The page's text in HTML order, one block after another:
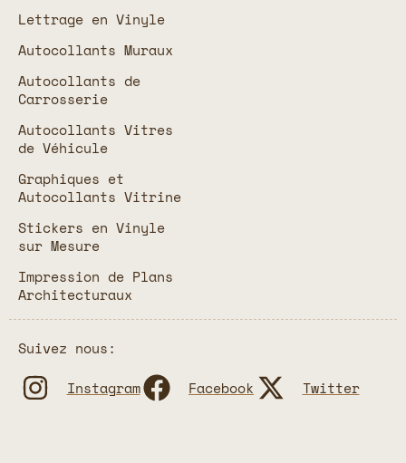
Lettrage en Vinyle
Autocollants Muraux
Autocollants de
Carrosserie
Autocollants Vitres
de Véhicule
Graphiques et
Autocollants Vitrine
Stickers en Vinyle
sur Mesure
Impression de Plans
Architecturaux
Suivez nous:
Instagram
Facebook Twitter